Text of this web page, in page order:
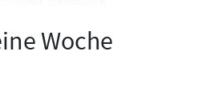
Woche